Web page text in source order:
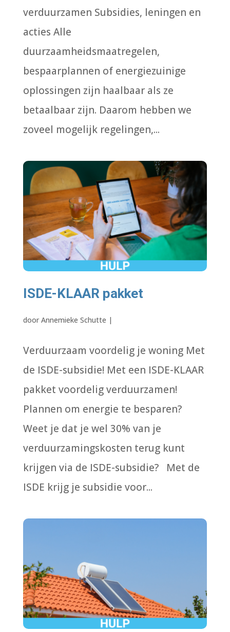
verduurzamen Subsidies, leningen en
acties Alle
duurzaamheidsmaatregelen,
bespaarplannen of energiezuinige
oplossingen zijn haalbaar als ze
betaalbaar zijn. Daarom hebben we
zoveel mogelijk regelingen,...
ISDE-KLAAR pakket
door Annemieke Schutte |
Verduurzaam voordelig je woning Met
de ISDE-subsidie! Met een ISDE-KLAAR
pakket voordelig verduurzamen!
Plannen om energie te besparen?
Weet je dat je wel 30% van je
verduurzamingskosten terug kunt
krijgen via de ISDE-subsidie? Met de
ISDE krijg je subsidie voor...